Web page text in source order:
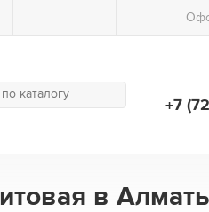
+7
в